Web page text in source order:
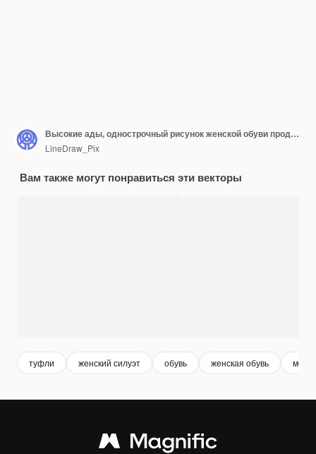
Высокие ады, однострочный рисунок женской обуви продолжает линейную векторную иллюстрацию
LineDraw_Pix
Вам также могут понравиться эти векторы
туфли женский силуэт обувь женская обувь мода